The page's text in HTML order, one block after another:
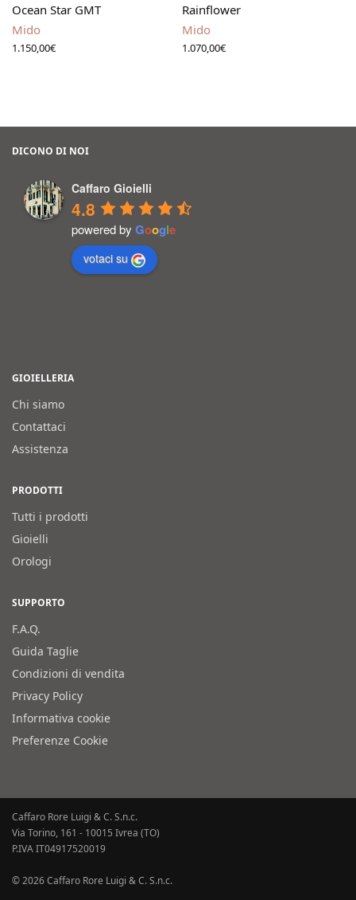
Ocean Star GMT
Mido
1.150,00€
Rainflower
Mido
1.070,00€
DICONO DI NOI
Caffaro Gioielli
4.8
powered by Google
votaci su
GIOIELLERIA
Chi siamo
Contattaci
Assistenza
PRODOTTI
Tutti i prodotti
Gioielli
Orologi
SUPPORTO
F.A.Q.
Guida Taglie
Condizioni di vendita
Privacy Policy
Informativa cookie
Preferenze Cookie
Caffaro Rore Luigi & C. S.n.c.
Via Torino, 161 - 10015 Ivrea (TO)
P.IVA IT04917520019
© 2026 Caffaro Rore Luigi & C. S.n.c.